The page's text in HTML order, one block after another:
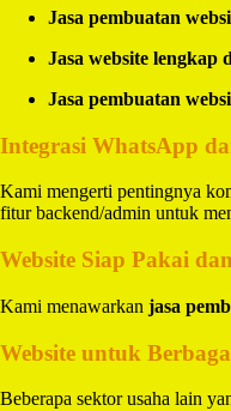
Jasa pembuatan
Jasa website lengkap
Jasa pembuatan
Integrasi WhatsApp
Kami mengerti pentingnya
fitur backend/admin untuk
Website Siap Pakai
Kami menawarkan jasa
Website untuk
Beberapa sektor usaha lain